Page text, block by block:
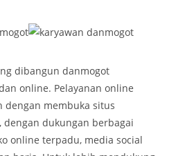
dibangun danmogot
online. Pelayanan online
dengan membuka situs
dengan dukungan berbagai
online terpadu, media social